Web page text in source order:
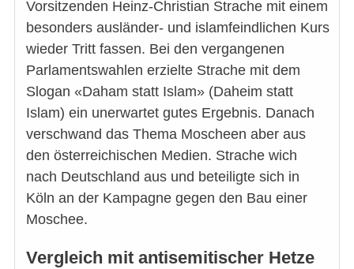
Vorsitzenden Heinz-Christian Strache mit einem
besonders ausländer- und islamfeindlichen Kurs
wieder Tritt fassen. Bei den vergangenen
Parlamentswahlen erzielte Strache mit dem
Slogan «Daham statt Islam» (Daheim statt
Islam) ein unerwartet gutes Ergebnis. Danach
verschwand das Thema Moscheen aber aus
den österreichischen Medien. Strache wich
nach Deutschland aus und beteiligte sich in
Köln an der Kampagne gegen den Bau einer
Moschee.
Vergleich mit antisemitischer Hetze